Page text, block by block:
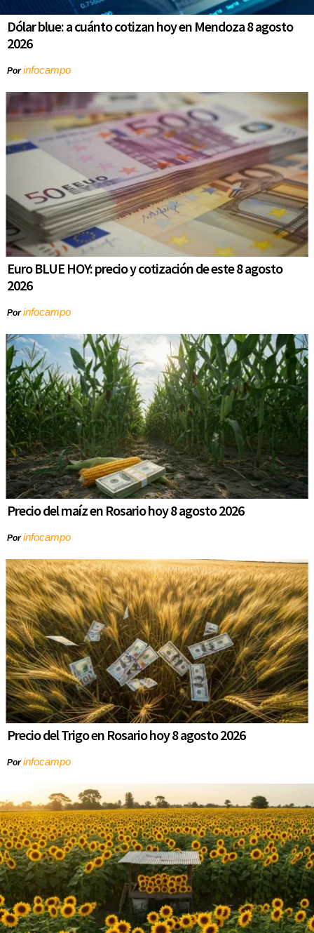
Dólar blue: a cuánto cotizan hoy en Mendoza 8 agosto
2026
Porinfocampo
Euro BLUE HOY: precio y cotización de este 8 agosto
2026
Porinfocampo
Precio del maíz en Rosario hoy 8 agosto 2026
Porinfocampo
Precio del Trigo en Rosario hoy 8 agosto 2026
Porinfocampo